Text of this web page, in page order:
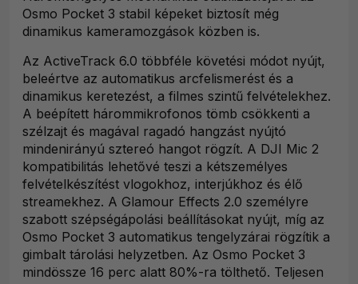
Osmo Pocket 3 stabil képeket biztosít még
dinamikus kameramozgások közben is.
Az ActiveTrack 6.0 többféle követési módot nyújt,
beleértve az automatikus arcfelismerést és a
dinamikus keretezést, a filmes szintű felvételekhez.
A beépített hárommikrofonos tömb csökkenti a
szélzajt és magával ragadó hangzást nyújtó
mindenirányú sztereó hangot rögzít. A DJI Mic 2
kompatibilitás lehetővé teszi a kétszemélyes
felvételkészítést vlogokhoz, interjúkhoz és élő
streamekhez. A Glamour Effects 2.0 személyre
szabott szépségápolási beállításokat nyújt, míg az
Osmo Pocket 3 automatikus tengelyzárai rögzítik a
gimbalt tárolási helyzetben. Az Osmo Pocket 3
mindössze 16 perc alatt 80%-ra tölthető. Teljesen